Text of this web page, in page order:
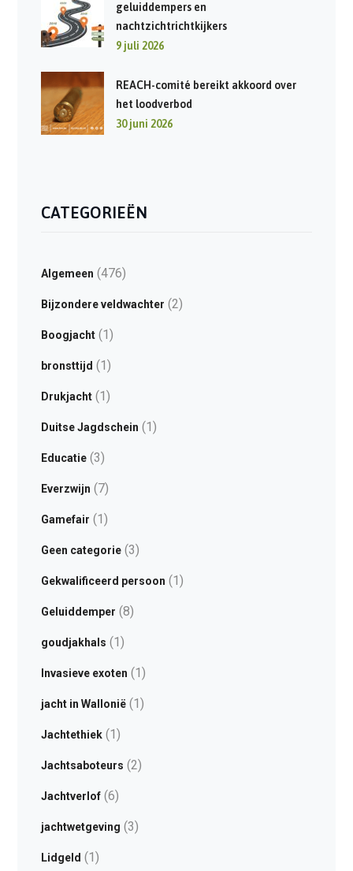
geluiddempers en
nachtzichtrichtkijkers
9 juli 2026
REACH-comité bereikt akkoord over
het loodverbod
30 juni 2026
CATEGORIEËN
Algemeen (476)
Bijzondere veldwachter (2)
Boogjacht(1)
bronsttijd (1)
Drukjacht(1)
Duitse Jagdschein (1)
Educatie(3)
Everzwijn (7)
Gamefair (1)
Geen categorie(3)
Gekwalificeerd persoon (1)
Geluiddemper (8)
goudjakhals (1)
Invasieve exoten (1)
jacht in Wallonië(1)
Jachtethiek(1)
Jachtsaboteurs (2)
Jachtverlof(6)
jachtwetgeving (3)
Lidgeld (1)